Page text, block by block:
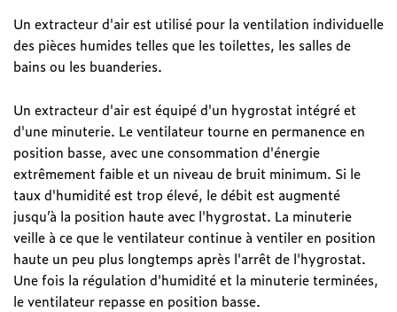
Un extracteur d'air est utilisé pour la ventilation individuelle
des pièces humides telles que les toilettes, les salles de
bains ou les buanderies.
Un extracteur d'air est équipé d'un hygrostat intégré et
d'une minuterie. Le ventilateur tourne en permanence en
position basse, avec une consommation d'énergie
extrêmement faible et un niveau de bruit minimum. Si le
taux d'humidité est trop élevé, le débit est augmenté
jusqu’à la position haute avec l'hygrostat. La minuterie
veille à ce que le ventilateur continue à ventiler en position
haute un peu plus longtemps après l'arrêt de l'hygrostat.
Une fois la régulation d'humidité et la minuterie terminées,
le ventilateur repasse en position basse.